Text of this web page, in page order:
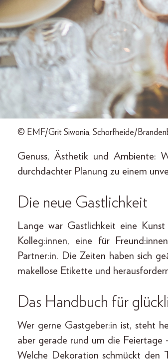
© EMF/Grit Siwonia, Schorfheide/
Genuss, Ästhetik und Ambiente:
durchdachter Planung zu einem
Die neue Gastlichkeit
Lange war Gastlichkeit eine
Kolleg:innen, eine für
Partner:in. Die Zeiten haben sich
makellose Etikette und
Das Handbuch für
Wer gerne Gastgeber:in ist, steht
aber gerade rund um die Feiertage
Welche Dekoration schmückt den